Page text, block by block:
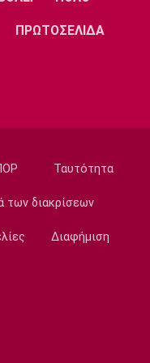
211
ΠΡΩΤΟΣΕΛΙΔΑ
Ταυτότητα
των διακρίσεων
Διαφήμιση